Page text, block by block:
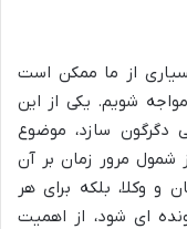
از ما ممکن است
شویم. یکی از این
دگرگون سازد، موضوع
مرور زمان بر آن
و وکلا، بلکه برای هر
ای شود، از اهمیت